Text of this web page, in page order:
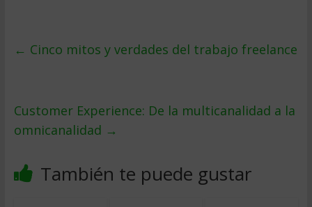
← Cinco mitos y verdades del trabajo freelance
Customer Experience: De la multicanalidad a la
omnicanalidad →
También te puede gustar